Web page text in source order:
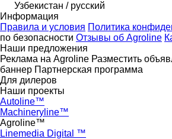
Узбекистан / русский
Информация
Правила и условия Политика
по безопасности Отзывы об Agroline
Наши предложения
Реклама на Agroline Разместить
баннер Партнерская программа
Для дилеров
Наши проекты
Autoline™
Machineryline™
Agroline™
Linemedia Digital ™